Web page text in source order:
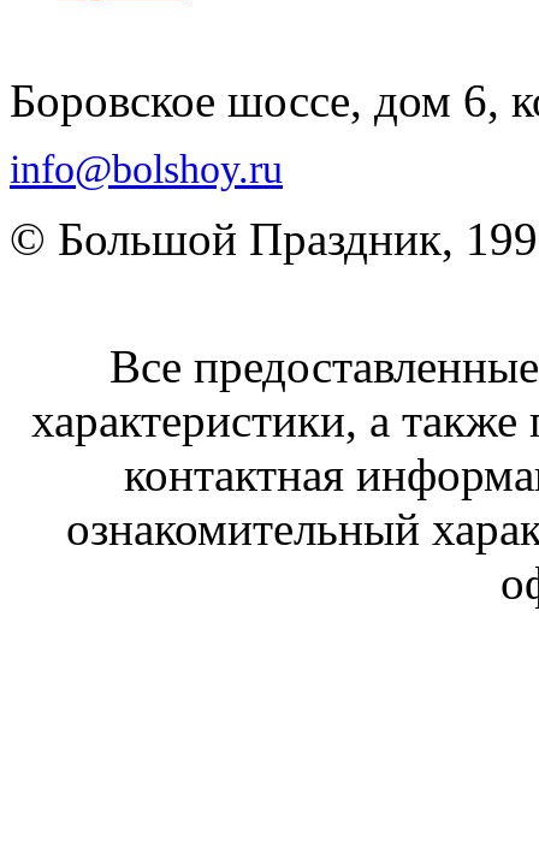
Боровское шоссе, дом 6,
info@bolshoy.ru
© Большой Праздник,
Все
характеристики, а также
контактная
ознакомительный